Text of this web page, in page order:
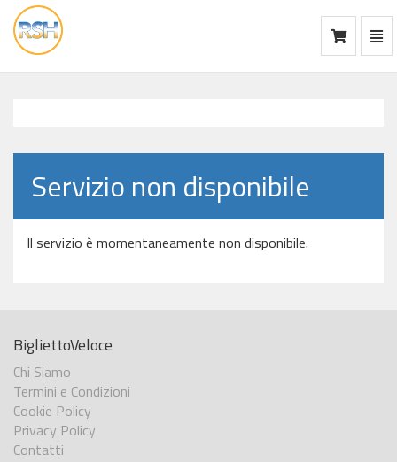
vai
alla
Servizio non disponibile
Il servizio è momentaneamente non disponibile.
BigliettoVeloce
Chi Siamo
Termini e Condizioni
Cookie Policy
Privacy Policy
Contatti